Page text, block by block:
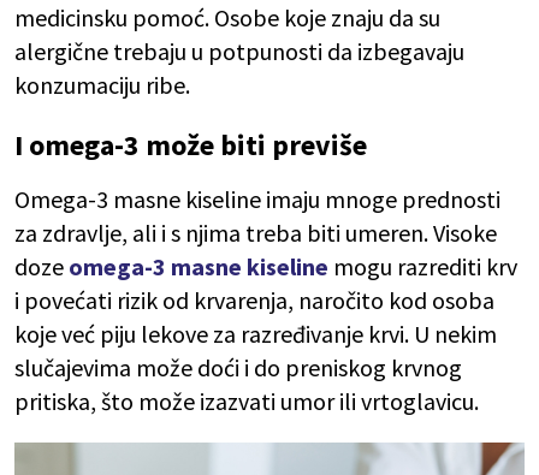
medicinsku pomoć. Osobe koje znaju da su
alergične trebaju u potpunosti da izbegavaju
konzumaciju ribe.
I omega-3 može biti previše
Omega-3 masne kiseline imaju mnoge prednosti
za zdravlje, ali i s njima treba biti umeren. Visoke
doze omega-3 masne kiseline mogu razrediti krv
i povećati rizik od krvarenja, naročito kod osoba
koje već piju lekove za razređivanje krvi. U nekim
slučajevima može doći i do preniskog krvnog
pritiska, što može izazvati umor ili vrtoglavicu.